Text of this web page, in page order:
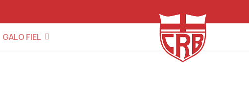
GALO FIEL